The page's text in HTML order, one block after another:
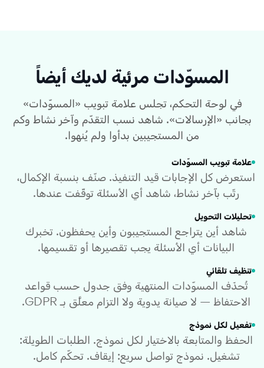
المسوّدات مرئية لديك أيضاً
في لوحة التحكم، تجلس علامة تبويب «المسوّدات»
بجانب «الإرسالات». شاهد نسب التقدّم وآخر نشاط وكم
من المستجيبين بدأوا ولم يُنهوا.
علامة تبويب المسوّدات
استعرض كل الإجابات قيد التنفيذ. صنّف بنسبة الإكمال،
رتّب بآخر نشاط، شاهد أي الأسئلة توقّفت عندها.
تحليلات التحويل
شاهد أين يتراجع المستجيبون وأين يحفظون. تخبرك
البيانات أي الأسئلة يجب تقصيرها أو تقسيمها.
تنظيف تلقائي
تُحذَف المسوّدات المنتهية وفق جدول حسب قواعد
الاحتفاظ — لا صيانة يدوية ولا التزام معلَّق بـ GDPR.
تفعيل لكل نموذج
الحفظ والمتابعة بالاختيار لكل نموذج. الطلبات الطويلة:
تشغيل. نموذج تواصل سريع: إيقاف. تحكّم كامل.